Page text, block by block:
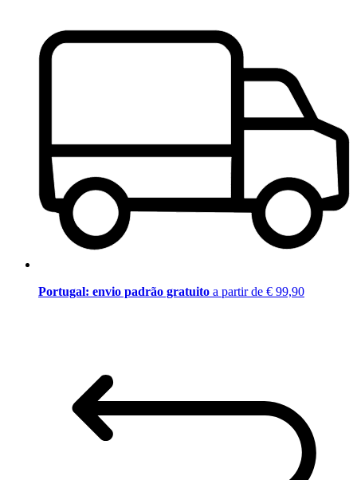
Portugal: envio padrão gratuito a partir de € 99,90